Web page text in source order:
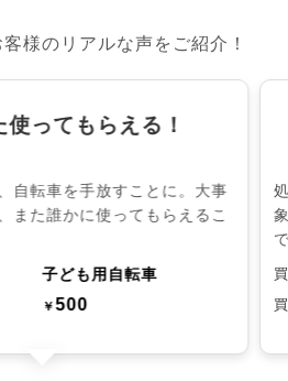
様のリアルな声をご紹介！
ってもらえる！
自転車を手放すことに。大事
また誰かに使ってもらえるこ
子ども用自転車
￥500